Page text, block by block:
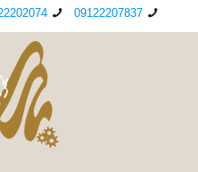
09122207837